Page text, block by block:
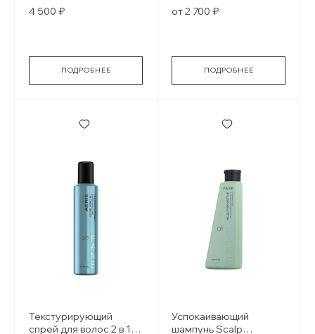
4 500 ₽
ПОДРОБНЕЕ
Serum therapy
от 2 700 ₽
ПОДРОБНЕЕ
Текстурирующий
спрей для волос 2 в 1
Успокаивающий
шампунь Scalp